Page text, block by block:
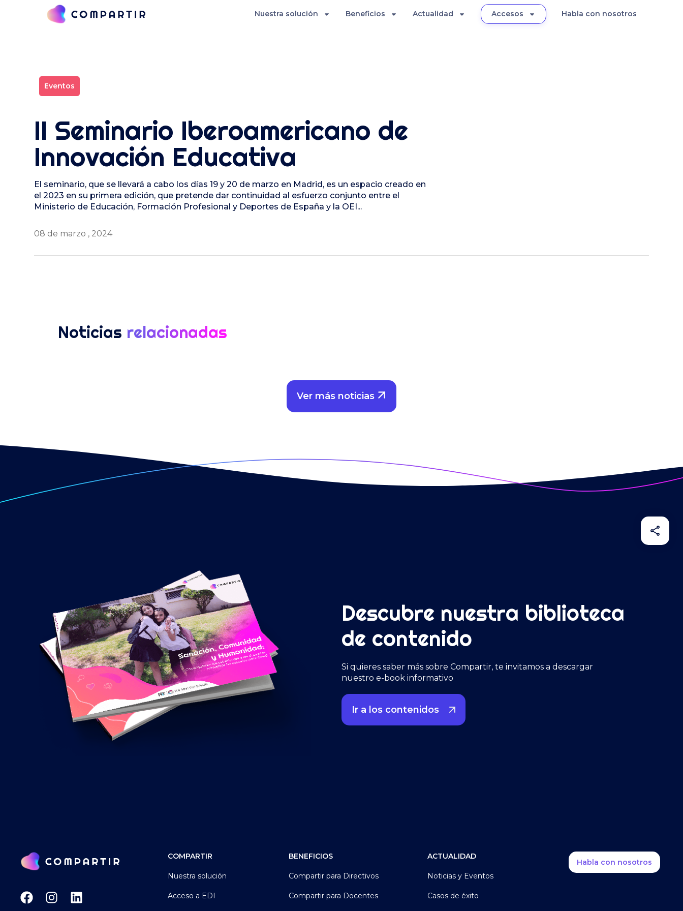
Nuestra solución Beneficios Actualidad Accesos Habla con nosotros
Eventos
II Seminario Iberoamericano de
Innovación Educativa
El seminario, que se llevará a cabo los días 19 y 20 de marzo en Madrid, es un espacio creado en
el 2023 en su primera edición, que pretende dar continuidad al esfuerzo conjunto entre el
Ministerio de Educación, Formación Profesional y Deportes de España y la OEI...
08 de marzo , 2024
Noticias relacionadas
Ver más noticias
Descubre nuestra biblioteca
de contenido
Si quieres saber más sobre Compartir, te invitamos a descargar
nuestro e-book informativo
Ir a los contenidos
COMPARTIR
Nuestra solución
Acceso a EDI
BENEFICIOS
Compartir para Directivos
Compartir para Docentes
ACTUALIDAD
Noticias y Eventos
Casos de éxito
Habla con nosotros